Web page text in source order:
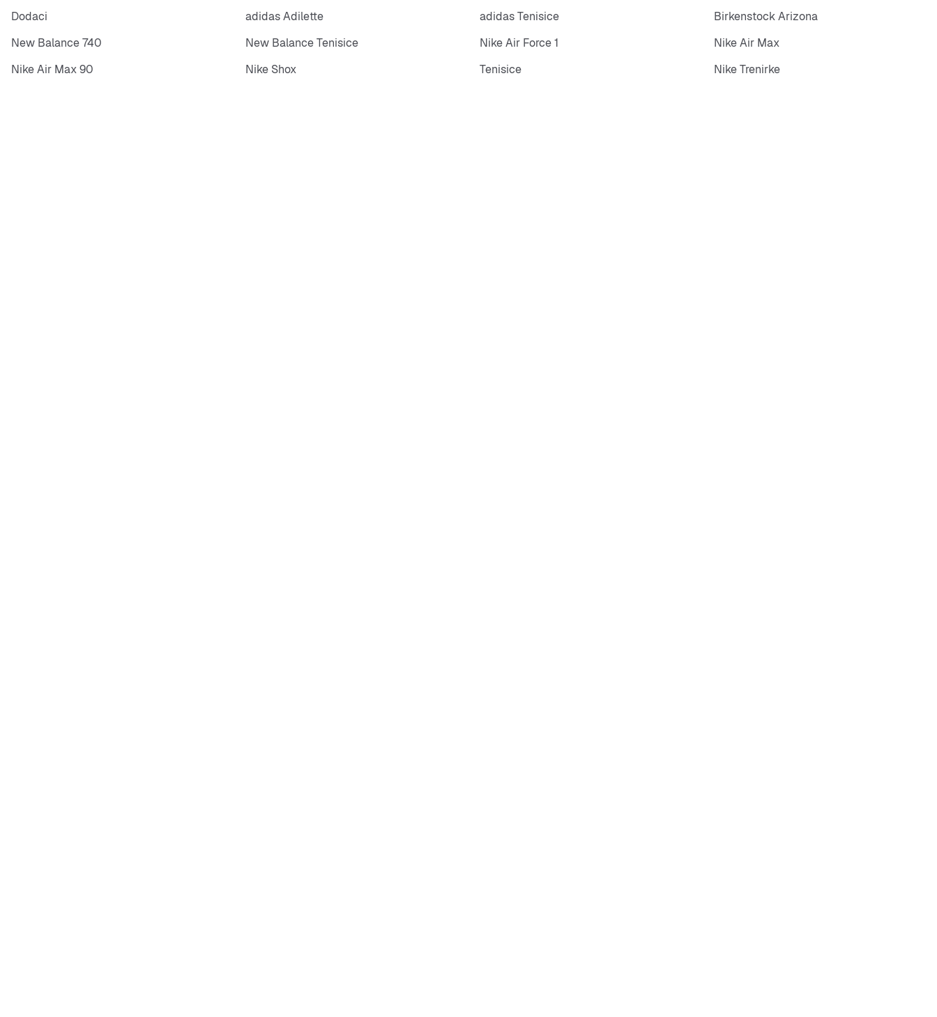
Dodaci
adidas Adilette adidas Tenisice
Birkenstock Arizona
New Balance 740
New Balance Tenisice Nike Air Force 1
Nike Air Max
Nike Air Max 90
Nike Shox Tenisice Nike Trenirke